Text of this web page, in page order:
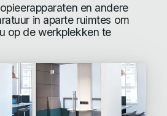
en andere
in aparte ruimtes om
op de werkplekken te